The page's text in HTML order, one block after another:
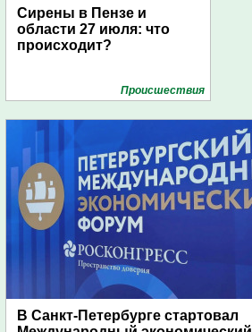
Сирены в Пензе и
области 27 июля: что
происходит?
Проиcшествия
В Санкт-Петербурге стартовал